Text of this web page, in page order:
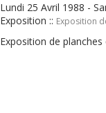
Lundi 25 Avril 1988 -
Exposition :: Exposition
Exposition de planches